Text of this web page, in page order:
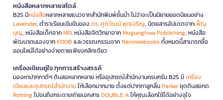
หนังสือหลากหลายสไตล์
B2S มีหนังสือหลากหลายแนวจากสำนักพิมพ์ชั้นนำ ไม่ว่าจะเป็นนิยายยอดนิยมอย่าง
Lavender, ตำราเรียนเข้มข้นของดร. ศุภวัฒน์ พุกเจริญ, นิตยสารอัปเดตจากเพ็ญ
บุญ, หนังสือเด็กจากMIS หนังสือจิตวิทยาจากMugunghwa Publishing, หนังสือ
พัฒนาตนเองจากKOOB และวรรณกรรมจากNanmeebooks ทั้งหมดนี้สามารถซื้อ
ออนไลน์ได้อย่างง่ายดายเพียงคลิกเดียว
เครื่องเขียนคู่ใจ ทุกการสร้างสรรค์
มองหาปากกาดีๆ ดินสอหลากหลาย หรืออุปกรณ์สำนักงานครบครัน B2S มีเครื่อง
เขียนและอุปกรณ์สำนักงานให้เลือกมากมาย ตั้งแต่ปากกาลูกลื่นParkerชุดดินสอกด
Rotringไปจนถึงกระดาษถ่ายเอกสารDOUBLE Aให้คุณเลือกใช้ได้อย่างจุใจ